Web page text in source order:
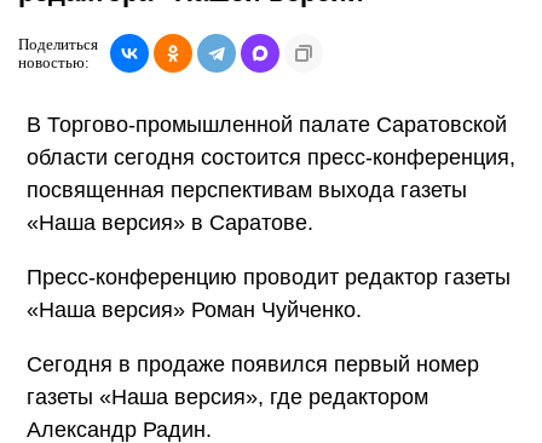
Поделиться
новостью:
В Торгово-промышленной палате Саратовской
области сегодня состоится пресс-конференция,
посвященная перспективам выхода газеты
«Наша версия» в Саратове.
Пресс-конференцию проводит редактор газеты
«Наша версия» Роман Чуйченко.
Сегодня в продаже появился первый номер
газеты «Наша версия», где редактором
Александр Радин.